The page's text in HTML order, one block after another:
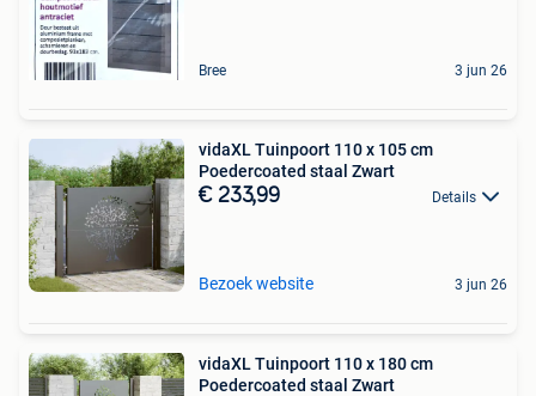
Bree 3 jun 26
vidaXL Tuinpoort 110 x 105 cm
Poedercoated staal Zwart
€ 233,99 Details
Bezoek website 3 jun 26
vidaXL Tuinpoort 110 x 180 cm
Poedercoated staal Zwart